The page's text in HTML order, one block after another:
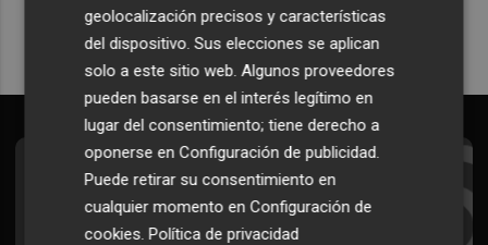
Suscríbete al Boletín
Todos los días a primera hora en tu email
geolocalización precisos y características
del dispositivo. Sus elecciones se aplican
solo a este sitio web. Algunos proveedores
pueden basarse en el interés legítimo en
lugar del consentimiento; tiene derecho a
oponerse enConfiguración de publicidad.
Puede retirar su consentimiento en
cualquier momento enConfiguración de
cookies.Política de privacidad